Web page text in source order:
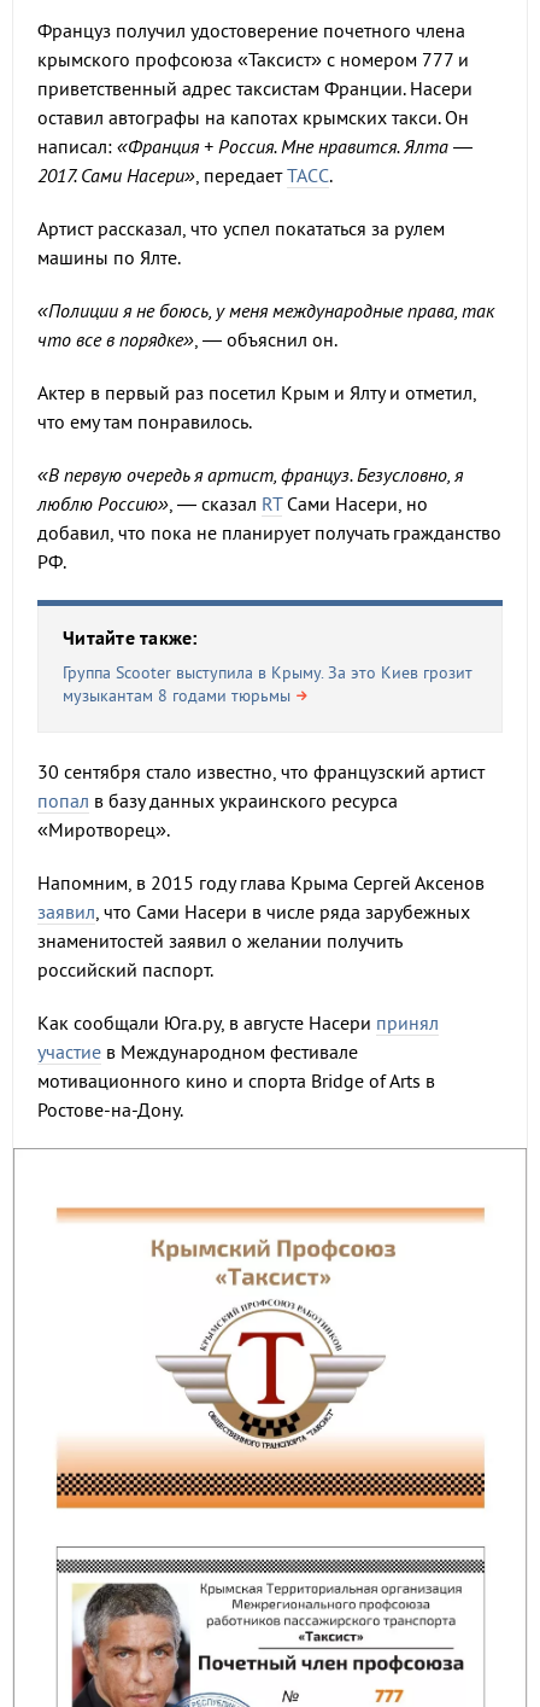
Француз получил удостоверение почетного члена
крымского профсоюза «Таксист» с номером 777 и
приветственный адрес таксистам Франции. Насери
оставил автографы на капотах крымских такси. Он
написал: «Франция + Россия. Мне нравится. Ялта —
2017. Сами Насери», передаетТАСС.
Артист рассказал, что успел покататься за рулем
машины по Ялте.
«Полиции я не боюсь, у меня международные права, так
что все в порядке», — объяснил он.
Актер в первый раз посетил Крым и Ялту и отметил,
что ему там понравилось.
«В первую очередь я артист, француз. Безусловно, я
люблю Россию», — сказал RTСами Насери, но
добавил, что пока не планирует получать гражданство
РФ.
Читайте также:
Группа Scooter выступила в Крыму. За это Киев грозит
музыкантам 8 годами тюрьмы
30 сентября стало известно, что французский артист
попал в базу данных украинского ресурса
«Миротворец».
Напомним, в 2015 году глава Крыма Сергей Аксенов
заявил, что Сами Насери в числе ряда зарубежных
знаменитостей заявил о желании получить
российский паспорт.
Как сообщали Юга.ру, в августе Насери принял
участие в Международном фестивале
мотивационного кино и спорта Bridge of Arts в
Ростове-на-Дону.